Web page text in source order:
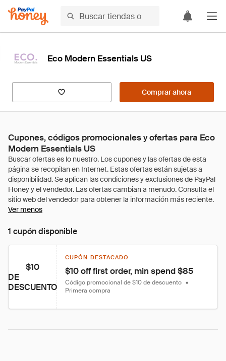
Eco Modern Essentials US
Comprar ahora
Cupones, códigos promocionales y ofertas para Eco
Modern Essentials US
Ver menos
1 cupón disponible
$10
DE
DESCUENTO
CUPÓN DESTACADO
$10 off first order, min spend $85
Código promocional de $10 de descuento •
Primera compra